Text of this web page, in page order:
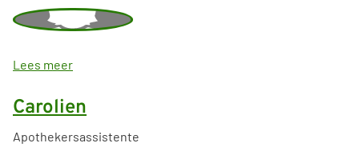
k
o
a
Lees meerA
a
Carolien
Apothekersassistente